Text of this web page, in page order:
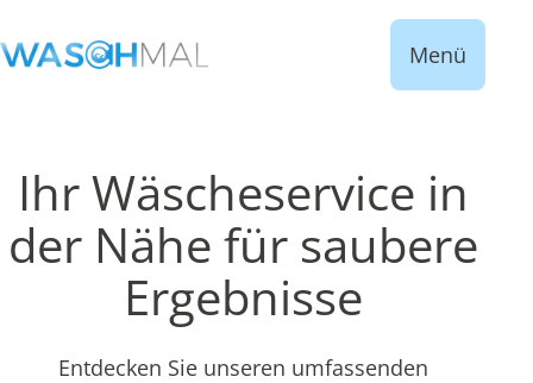
Menü
Ihr Wäscheservice in
der Nähe für saubere
Ergebnisse
Entdecken Sie unseren umfassenden